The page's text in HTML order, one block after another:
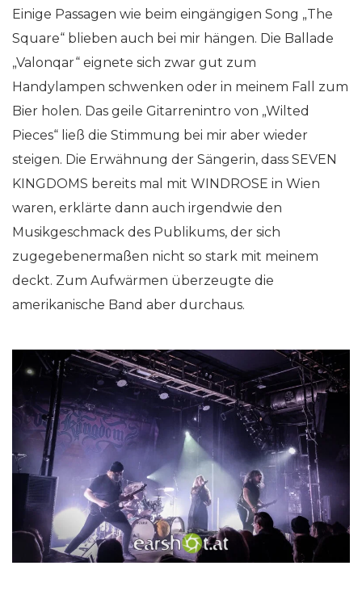
Einige Passagen wie beim eingängigen Song „The
Square“ blieben auch bei mir hängen. Die Ballade
„Valonqar“ eignete sich zwar gut zum
Handylampen schwenken oder in meinem Fall zum
Bier holen. Das geile Gitarrenintro von „Wilted
Pieces“ ließ die Stimmung bei mir aber wieder
steigen. Die Erwähnung der Sängerin, dass SEVEN
KINGDOMS bereits mal mit WINDROSE in Wien
waren, erklärte dann auch irgendwie den
Musikgeschmack des Publikums, der sich
zugegebenermaßen nicht so stark mit meinem
deckt. Zum Aufwärmen überzeugte die
amerikanische Band aber durchaus.